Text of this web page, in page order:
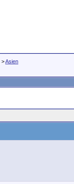
>Asien